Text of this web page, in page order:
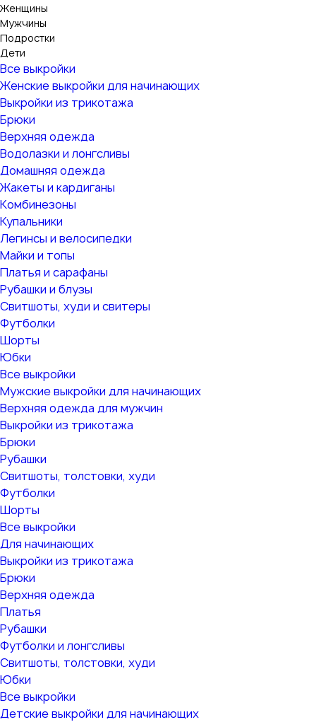
Женщины
Мужчины
Подростки
Дети
Все выкройки
Женские выкройки для начинающих
Выкройки из трикотажа
Брюки
Верхняя одежда
Водолазки и лонгсливы
Домашняя одежда
Жакеты и кардиганы
Комбинезоны
Купальники
Легинсы и велосипедки
Майки и топы
Платья и сарафаны
Рубашки и блузы
Свитшоты, худи и свитеры
Футболки
Шорты
Юбки
Все выкройки
Мужские выкройки для начинающих
Верхняя одежда для мужчин
Выкройки из трикотажа
Брюки
Рубашки
Свитшоты, толстовки, худи
Футболки
Шорты
Все выкройки
Для начинающих
Выкройки из трикотажа
Брюки
Верхняя одежда
Платья
Рубашки
Футболки и лонгсливы
Свитшоты, толстовки, худи
Юбки
Все выкройки
Детские выкройки для начинающих